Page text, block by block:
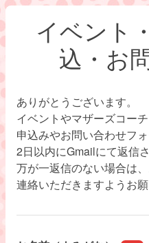
イベント
込・お
ありがとうございます。
イベントやマザーズコー
申込みやお問い合わせフォ
2日以内にGmailにて返信
万が一返信のない場合は
連絡いただきますようお願